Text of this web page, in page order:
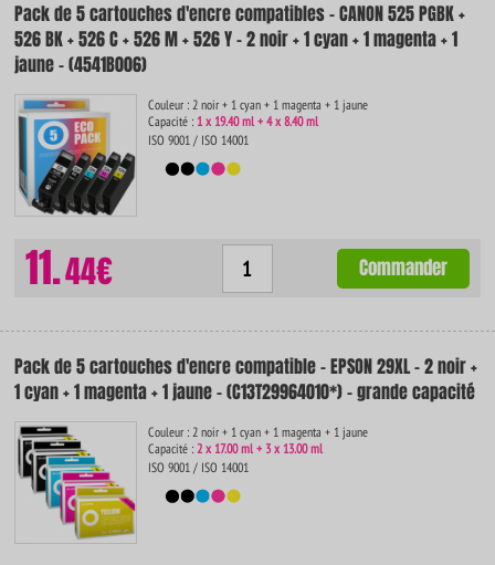
Pack de 5 cartouches d'encre compatibles - CANON 525 PGBK +
526 BK + 526 C + 526 M + 526 Y - 2 noir + 1 cyan + 1 magenta + 1
jaune - (4541B006)
Couleur : 2 noir + 1 cyan + 1 magenta + 1 jaune
Capacité : 1 x 19.40 ml + 4 x 8.40 ml
ISO 9001 / ISO 14001
11.44€ Commander
Pack de 5 cartouches d'encre compatible - EPSON 29XL - 2 noir +
1 cyan + 1 magenta + 1 jaune - (C13T29964010*) - grande capacité
Couleur : 2 noir + 1 cyan + 1 magenta + 1 jaune
Capacité :2 x 17.00 ml + 3 x 13.00 ml
ISO 9001 / ISO 14001